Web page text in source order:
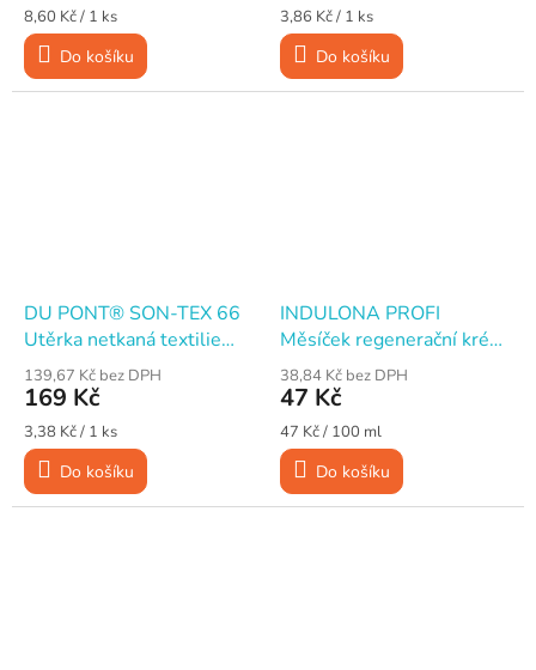
Měrná
cena:
8,60 Kč / 1 ks
Do košíku
Měrná
cena:
3,86 Kč / 1 ks
Do košíku
DU PONT® SON-TEX 66
Utěrka netkaná textilie
PES/celulóza, 50 útržků 27
x 31 cm / 15,5 m,
tyrkysová
139,67 Kč bez DPH
169 Kč
Měrná
cena:
3,38 Kč / 1 ks
Do košíku
INDULONA PROFI
Měsíček regenerační krém
na ruce, 100 ml
38,84 Kč bez DPH
47 Kč
Měrná
cena:
47 Kč / 100 ml
Do košíku